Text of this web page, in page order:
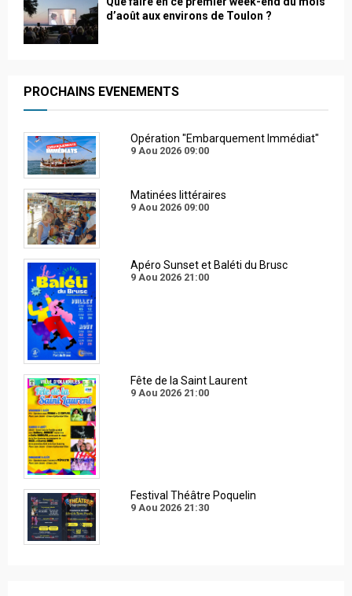
d’août aux environs de Toulon ?
PROCHAINS EVENEMENTS
Opération "Embarquement Immédiat"
9 Aou 2026 09:00
Matinées littéraires
9 Aou 2026 09:00
Apéro Sunset et Baléti du Brusc
9 Aou 2026 21:00
Fête de la Saint Laurent
9 Aou 2026 21:00
Festival Théâtre Poquelin
9 Aou 2026 21:30